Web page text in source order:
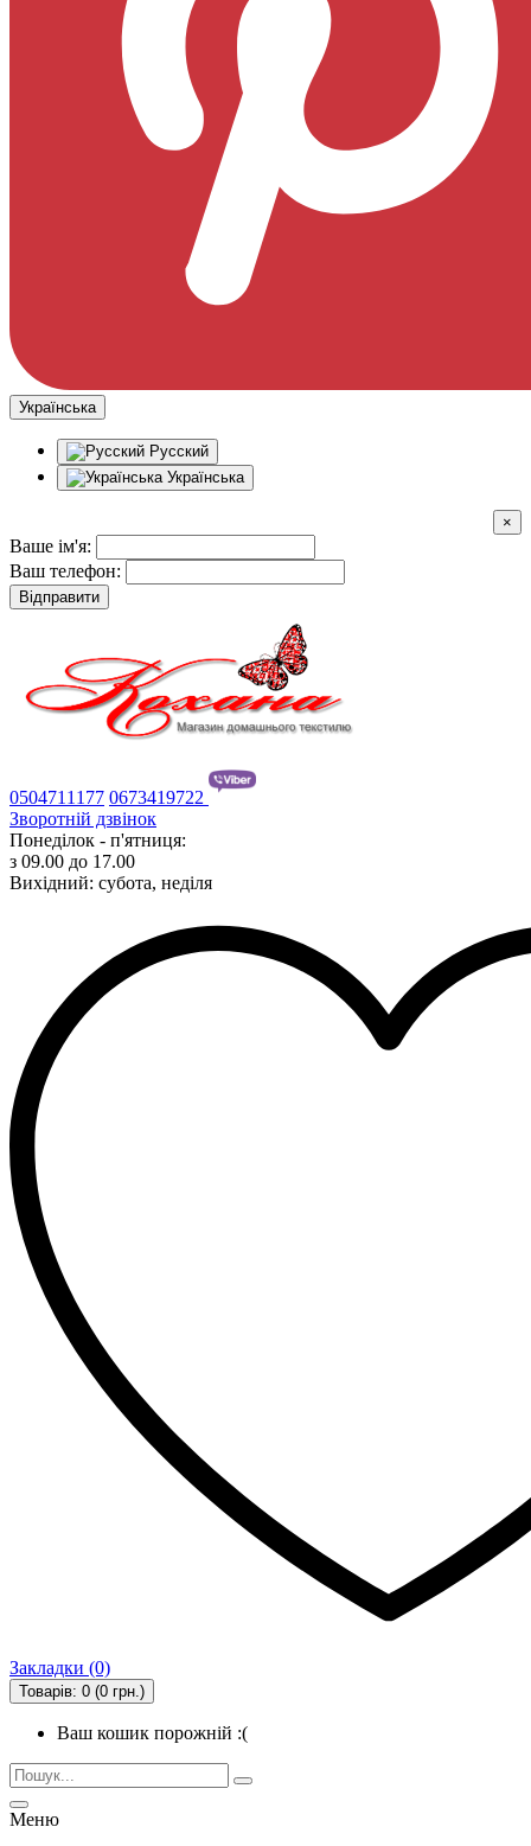
Українська
Русский
Українська
×
Ваше ім'я:
Ваш телефон:
Відправити
0504711177 0673419722
Зворотній дзвінок
Понеділок - п'ятниця:
з 09.00 до 17.00
Вихідний: субота, неділя
Закладки (0)
Товарів: 0 (0 грн.)
Ваш кошик порожній :(
Меню